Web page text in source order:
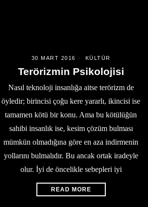
30 MART 2016 KÜLTÜR
Terörizmin Psikolojisi
Nasıl teknoloji insanlığa aitse terörizm de
öyledir; birincisi çoğu kere yararlı, ikincisi ise
tamamen kötü bir konu. Ama bu kötülüğün
sahibi insanlık ise, kesim çözüm bulması
mümkün olmadığına göre en aza indirmenin
yollarını bulmalıdır. Bu ancak ortak iradeyle
olur. İyi de öncelikle sebepleri iyi
READ MORE